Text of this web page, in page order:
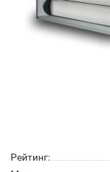
Рейтинг: